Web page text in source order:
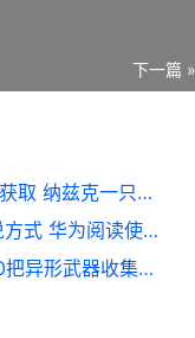
下一篇 »
红色沙漠纳兹克一只手剑如何获取 纳兹克一只手剑获取地点和流程 红色沙漠百科
华为阅读如何配置听书 听小说方式 华为阅读使用教程
红色沙漠异形武器如何获取 10把异形武器收集策略 红色 沙漠